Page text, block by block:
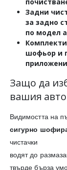
Задни
за задно
по модел
шофьор и
Защо да
вашия
Видимостта на
сигурно
чистачки
водят до
твърде бърза